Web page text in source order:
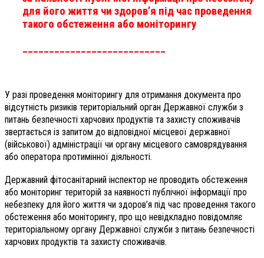
для його життя чи здоров’я під час проведення
такого обстеження або моніторингу
___________________________
У разі проведення моніторингу для отримання документа про
відсутність ризиків територіальний орган Державної служби з
питань безпечності харчових продуктів та захисту споживачів
звертається із запитом до відповідної місцевої державної
(військової) адміністрації чи органу місцевого самоврядування
або оператора протимінної діяльності.
Державний фітосанітарний інспектор не проводить обстеження
або моніторинг територій за наявності публічної інформації про
небезпеку для його життя чи здоров’я під час проведення такого
обстеження або моніторингу, про що невідкладно повідомляє
територіальному органу Державної служби з питань безпечності
харчових продуктів та захисту споживачів.